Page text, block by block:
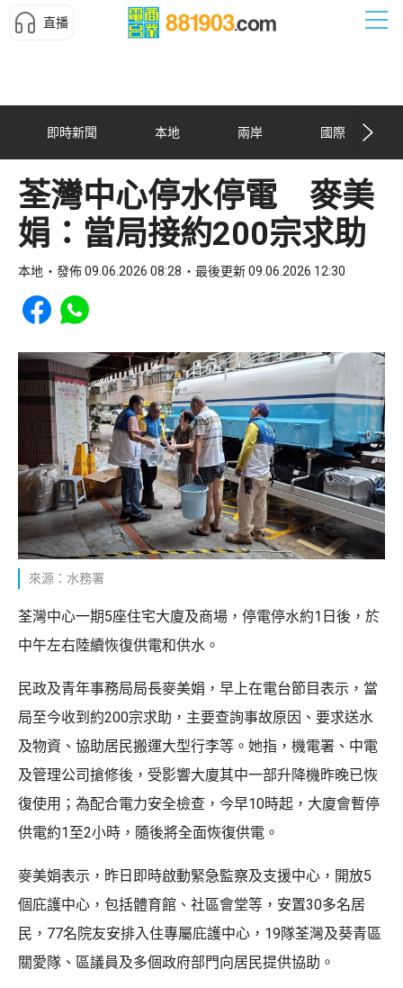
直播
即時新聞 本地 兩岸 國際
荃灣中心停水停電 麥美
娟：當局接約200宗求助
本地 發佈 09.06.2026 08:28 最後更新 09.06.2026 12:30
Share to Facebook
Share to WhatsApp
來源：水務署
荃灣中心一期5座住宅大廈及商場，停電停水約1日後，於
中午左右陸續恢復供電和供水。
民政及青年事務局局長麥美娟，早上在電台節目表示，當
局至今收到約200宗求助，主要查詢事故原因、要求送水
及物資、協助居民搬運大型行李等。她指，機電署、中電
及管理公司搶修後，受影響大廈其中一部升降機昨晚已恢
復使用；為配合電力安全檢查，今早10時起，大廈會暫停
供電約1至2小時，隨後將全面恢復供電。
麥美娟表示，昨日即時啟動緊急監察及支援中心，開放5
個庇護中心，包括體育館、社區會堂等，安置30多名居
民，77名院友安排入住專屬庇護中心，19隊荃灣及葵青區
關愛隊、區議員及多個政府部門向居民提供協助。